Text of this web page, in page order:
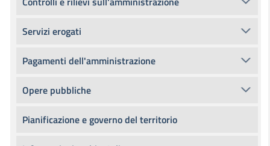
Servizi erogati
Pagamenti dell'amministrazione
Opere pubbliche
Pianificazione e governo del territorio